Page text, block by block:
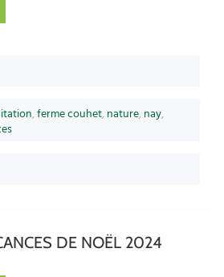
,ferme couhet,nature,nay,
DE NOËL 2024